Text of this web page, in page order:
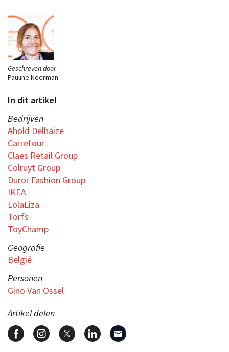
Geschreven door
Pauline Neerman
In dit artikel
Bedrijven
Ahold Delhaize
Carrefour
Claes Retail Group
Colruyt Group
Duror Fashion Group
IKEA
LolaLiza
Torfs
ToyChamp
Geografie
België
Personen
Gino Van Ossel
Artikel delen